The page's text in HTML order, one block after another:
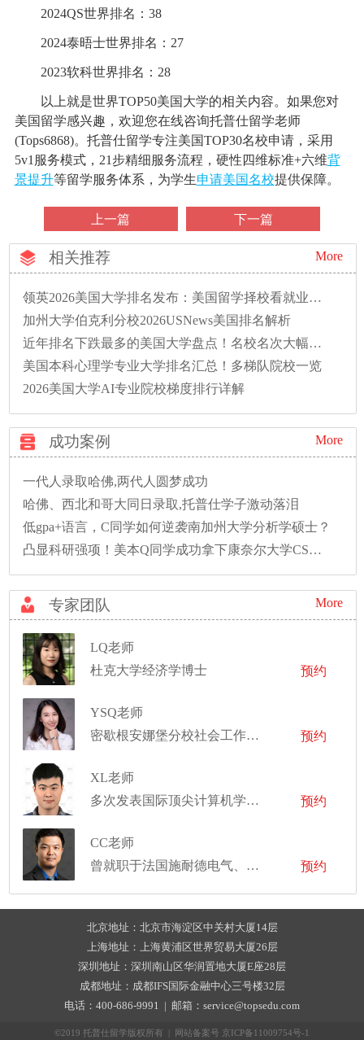
2024QS世界排名：38
2024泰晤士世界排名：27
2023软科世界排名：28
以上就是世界TOP50美国大学的相关内容。如果您对
美国留学感兴趣，欢迎您在线咨询托普仕留学老师
(Tops6868)。托普仕留学专注美国TOP30名校申请，采用
5v1服务模式，21步精细服务流程，硬性四维标准+六维背
景提升等留学服务体系，为学生申请美国名校提供保障。
上一篇 下一篇
相关推荐 More
领英2026美国大学排名发布：美国留学择校看就业性价比的时代已来
加州大学伯克利分校2026USNews美国排名解析
近年排名下跌最多的美国大学盘点！名校名次大幅滑落
美国本科心理学专业大学排名汇总！多梯队院校一览
2026美国大学AI专业院校梯度排行详解
成功案例 More
一代人录取哈佛,两代人圆梦成功
哈佛、西北和哥大同日录取,托普仕学子激动落泪
低gpa+语言，C同学如何逆袭南加州大学分析学硕士？
凸显科研强项！美本Q同学成功拿下康奈尔大学CS硕士录取！
专家团队 More
LQ老师
杜克大学经济学博士
预约
YSQ老师
密歇根安娜堡分校社会工作硕士
预约
XL老师
多次发表国际顶尖计算机学术会议文章
预约
CC老师
曾就职于法国施耐德电气、特斯拉中国，及全球顶级资产管理公司
预约
北京地址：北京市海淀区中关村大厦14层
上海地址：上海黄浦区世界贸易大厦26层
深圳地址：深圳南山区华润置地大厦E座28层
成都地址：成都IFS国际金融中心三号楼32层
电话：400-686-9991 | 邮箱：service@topsedu.com
©2019 托普仕留学版权所有 | 网站备案号 京ICP备11009754号-1